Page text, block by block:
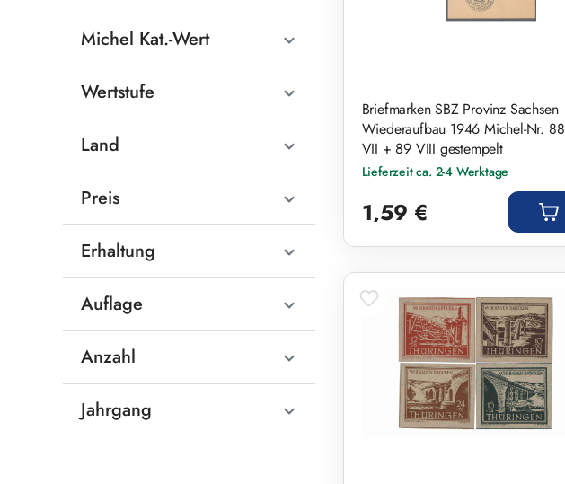
Michel Kat.-Wert
Wertstufe
Land
Preis
Erhaltung
Auflage
Anzahl
Jahrgang
Briefmarken SBZ Provinz Sachsen
Wiederaufbau 1946 Michel-Nr. 88
VII + 89 VIII gestempelt
Lieferzeit ca. 2-4 Werktage
1,59 €